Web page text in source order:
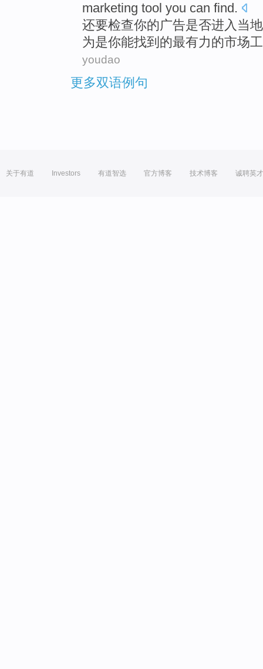
marketing tool you can find .
还要检查你的广告是否进入 当地
为是你能找到的最有力的市场
youdao
更多双语例句
关于有道 Investors 有道智选 官方博客 技术博客 诚聘英才